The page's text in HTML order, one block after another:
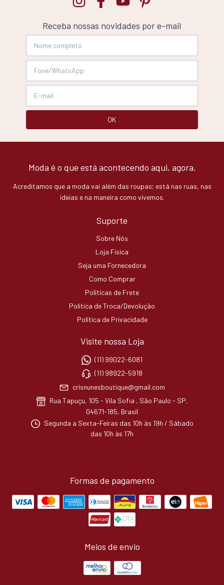
Receba nossas novidades por e-mail
Moda é o que está acontecendo aqui, agora.
Acreditamos que a moda vai além das roupas; está nas ruas, nas
ideias e na maneira como vivemos.
Suporte
Sobre Nós
Loja Física
Seja uma Fornecedora
Como Comprar
Políticas de Frete
Política de Troca/Devolução
Política de Privacidade
Visite nossa Loja
(11) 99022-6081
(11) 98922-5918
crisnunesboutique@gmail.com
Rua Tapuçu, 105 - Vila Sofia , São Paulo - SP,
04671-185, Brasil
Segunda a Sexta-Feiras das 10h às 19h / Sábado
das 10h às 17h
Formas de pagamento
Meios de envio